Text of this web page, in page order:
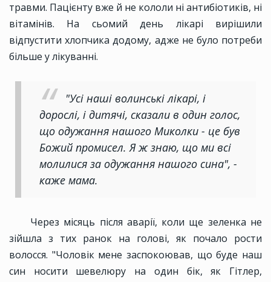
травми. Пацієнту вже й не кололи ні антибіотиків, ні
вітамінів. На сьомий день лікарі вирішили
відпустити хлопчика додому, адже не було потреби
більше у лікуванні.
"Усі наші волинські лікарі, і
дорослі, і дитячі, сказали в один голос,
що одужання нашого Миколки - це був
Божий промисел. Я ж знаю, що ми всі
молилися за одужання нашого сина", -
каже мама.
Через місяць після аварії, коли ще зеленка не
зійшла з тих ранок на голові, як почало рости
волосся. "Чоловік мене заспокоював, що буде наш
син носити шевелюру на один бік, як Гітлер,